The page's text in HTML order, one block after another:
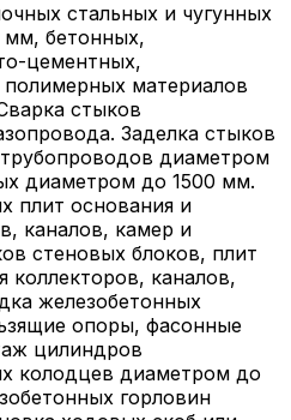
стальных и чугунных
бетонных,
цементных,
полимерных материалов
стыков
Заделка стыков
диаметром
диаметром до 1500 мм.
плит основания и
каналов, камер и
стеновых блоков, плит
коллекторов, каналов,
железобетонных
опоры, фасонные
цилиндров
колодцев диаметром до
горловин